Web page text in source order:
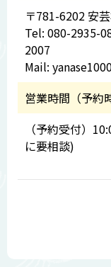
〒781-6202 安
Tel: 080-2935-
2007
Mail:
営業時間（予約
（予約受付）
に要相談)